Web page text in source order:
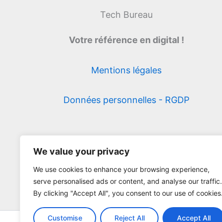
We value your privacy
We use cookies to enhance your browsing experience,
serve personalised ads or content, and analyse our traffic.
By clicking "Accept All", you consent to our use of
Customise Reject All Accept All
Tech Bureau
Votre référence en digital !
Mentions légales
Données personnelles - RGDP